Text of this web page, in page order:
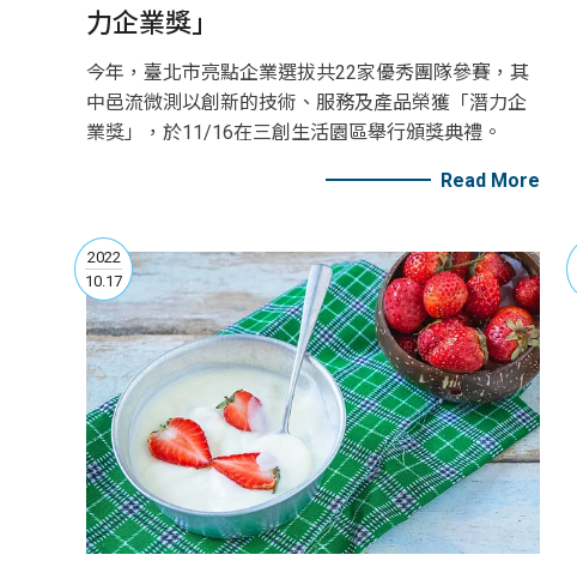
力企業獎」
今年，臺北市亮點企業選拔共22家優秀團隊參賽，其
中邑流微測以創新的技術、服務及產品榮獲「潛力企
業獎」，於11/16在三創生活園區舉行頒獎典禮。
Read More
2022
10.17